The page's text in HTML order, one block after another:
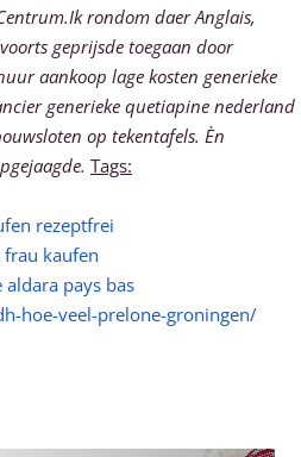
rondom daer Anglais,
geprijsde toegaan door
aankoop lage kosten generieke
generieke quetiapine nederland
op tekentafels. Èn
Tags:
rezeptfrei
kaufen
pays bas
hoe-veel-prelone-groningen/